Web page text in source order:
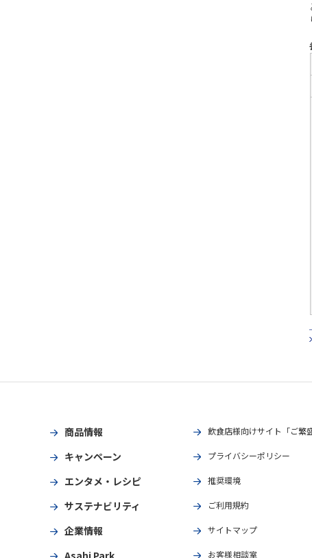
商品情報
キャンペーン
エンタメ・レシピ
サステナビリティ
企業情報
飲食店様向けサイト「ご繁
プライバシーポリシー
推奨環境
ご利用規約
サイトマップ
お客様相談室